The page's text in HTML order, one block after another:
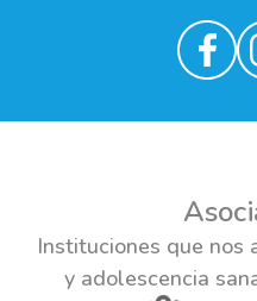
Instituciones que nos
y adolescencia